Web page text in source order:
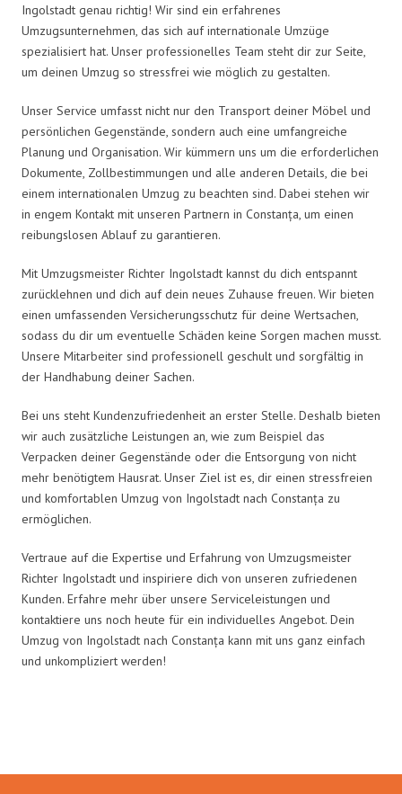
Ingolstadt genau richtig! Wir sind ein erfahrenes
Umzugsunternehmen, das sich auf internationale Umzüge
spezialisiert hat. Unser professionelles Team steht dir zur Seite,
um deinen Umzug so stressfrei wie möglich zu gestalten.
Unser Service umfasst nicht nur den Transport deiner Möbel und
persönlichen Gegenstände, sondern auch eine umfangreiche
Planung und Organisation. Wir kümmern uns um die erforderlichen
Dokumente, Zollbestimmungen und alle anderen Details, die bei
einem internationalen Umzug zu beachten sind. Dabei stehen wir
in engem Kontakt mit unseren Partnern in Constanța, um einen
reibungslosen Ablauf zu garantieren.
Mit Umzugsmeister Richter Ingolstadt kannst du dich entspannt
zurücklehnen und dich auf dein neues Zuhause freuen. Wir bieten
einen umfassenden Versicherungsschutz für deine Wertsachen,
sodass du dir um eventuelle Schäden keine Sorgen machen musst.
Unsere Mitarbeiter sind professionell geschult und sorgfältig in
der Handhabung deiner Sachen.
Bei uns steht Kundenzufriedenheit an erster Stelle. Deshalb bieten
wir auch zusätzliche Leistungen an, wie zum Beispiel das
Verpacken deiner Gegenstände oder die Entsorgung von nicht
mehr benötigtem Hausrat. Unser Ziel ist es, dir einen stressfreien
und komfortablen Umzug von Ingolstadt nach Constanța zu
ermöglichen.
Vertraue auf die Expertise und Erfahrung von Umzugsmeister
Richter Ingolstadt und inspiriere dich von unseren zufriedenen
Kunden. Erfahre mehr über unsere Serviceleistungen und
kontaktiere uns noch heute für ein individuelles Angebot. Dein
Umzug von Ingolstadt nach Constanța kann mit uns ganz einfach
und unkompliziert werden!